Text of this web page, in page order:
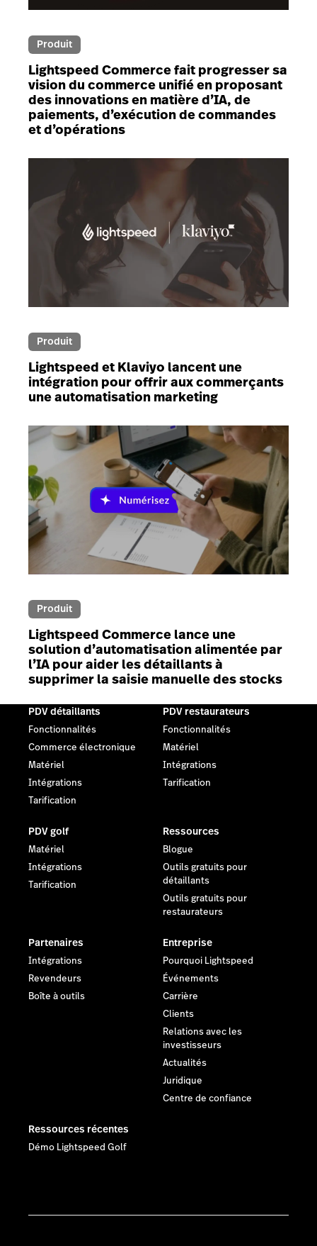
Produit
Lightspeed Commerce fait progresser sa
vision du commerce unifié en proposant
des innovations en matière d’IA, de
paiements, d’exécution de commandes
et d’opérations
Produit
Lightspeed et Klaviyo lancent une
intégration pour offrir aux commerçants
une automatisation marketing
Produit
Lightspeed Commerce lance une
solution d’automatisation alimentée par
l’IA pour aider les détaillants à
supprimer la saisie manuelle des stocks
PDV détaillants
Fonctionnalités
Commerce électronique
Matériel
Intégrations
Tarification
PDV restaurateurs
Fonctionnalités
Matériel
Intégrations
Tarification
PDV golf
Matériel
Intégrations
Tarification
Ressources
Blogue
Outils gratuits pour
détaillants
Outils gratuits pour
restaurateurs
Partenaires
Intégrations
Revendeurs
Boîte à outils
Entreprise
Pourquoi Lightspeed
Événements
Carrière
Clients
Relations avec les
investisseurs
Actualités
Juridique
Centre de confiance
Ressources récentes
Démo Lightspeed Golf